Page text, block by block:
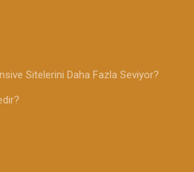
Sitelerini Daha Fazla Seviyor?